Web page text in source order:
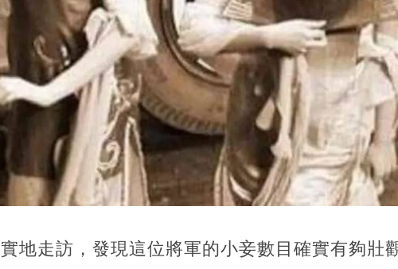
地走訪，發現這位將軍的小妾數目確實有夠壯